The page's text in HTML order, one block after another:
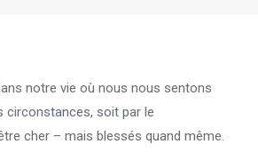
notre vie où nous nous sentons
circonstances, soit par le
cher – mais blessés quand même.